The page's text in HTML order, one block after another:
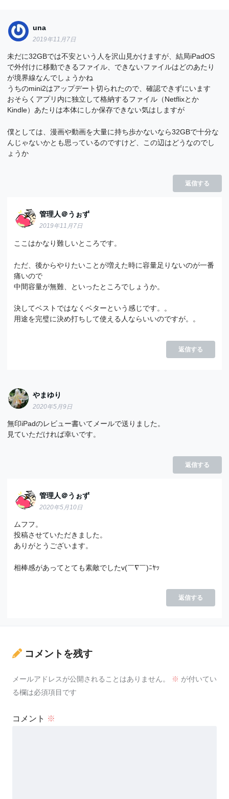
una
2019年11月7日
未だに32GBでは不安という人を沢山見かけますが、結局iPadOS
で外付けに移動できるファイル、できないファイルはどのあたり
が境界線なんでしょうかね
うちのmini2はアップデート切られたので、確認できずにいます
おそらくアプリ内に独立して格納するファイル（Netflixとか
Kindle）あたりは本体にしか保存できない気はしますが
僕としては、漫画や動画を大量に持ち歩かないなら32GBで十分な
んじゃないかとも思っているのですけど、この辺はどうなのでし
ょうか
返信する
管理人＠うぉず
2019年11月7日
ここはかなり難しいところです。
ただ、後からやりたいことが増えた時に容量足りないのが一番
痛いので
中間容量が無難、といったところでしょうか。
決してベストではなくベターという感じです。。
用途を完璧に決め打ちして使える人ならいいのですが。。
返信する
やまゆり
2020年5月9日
無印iPadのレビュー書いてメールで送りました。
見ていただければ幸いです。
返信する
管理人＠うぉず
2020年5月10日
ムフフ。
投稿させていただきました。
ありがとうございます。
相棒感があってとても素敵でしたv(￣∇￣)ﾆﾔｯ
返信する
コメントを残す
メールアドレスが公開されることはありません。 ※ が付いてい
る欄は必須項目です
コメント ※